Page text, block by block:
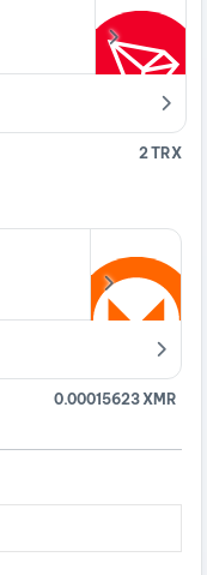
2 TRX
0.00015623 XMR